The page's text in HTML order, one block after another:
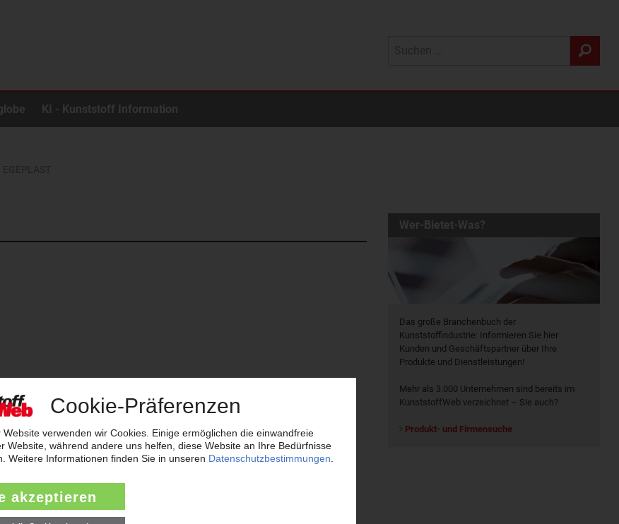
KI - Kunststoff Information
Wer-Bietet-Was?
Das große Branchenbuch der
Kunststoffindustrie: Informieren Sie hier
Kunden und Geschäftspartner über Ihre
Produkte und Dienstleistungen!
Mehr als 3.000 Unternehmen sind bereits im
KunststoffWeb verzeichnet – Sie auch?
Produkt- und Firmensuche